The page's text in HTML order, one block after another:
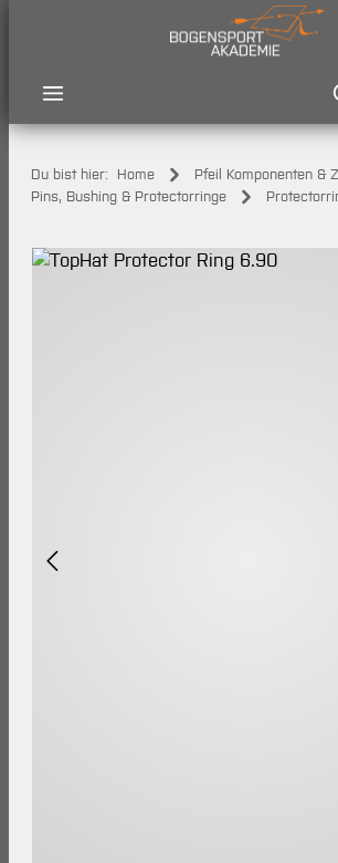
Du bist hier: Home
Pfeil Komponenten &
Pins, Bushing & Protectorringe
Bildergalerie überspringen